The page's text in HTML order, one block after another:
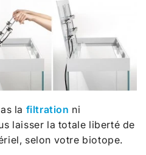
la filtration ni
laisser la totale liberté de
selon votre biotope.